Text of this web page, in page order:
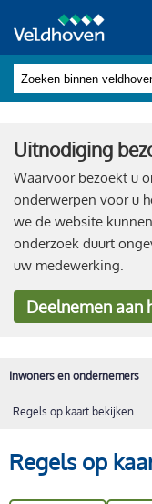
Uitnodiging
Waarvoor bezoekt u
onderwerpen voor u
we de website
onderzoek duurt
uw medewerking.
Deelnemenaan
Inwoners en ondernemers
Regels op kaart bekijken
Regels op